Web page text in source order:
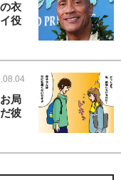
衣
役
局
彼